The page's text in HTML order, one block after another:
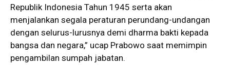
Republik Indonesia Tahun 1945 serta akan
menjalankan segala peraturan perundang-undangan
dengan selurus-lurusnya demi dharma bakti kepada
bangsa dan negara,” ucap Prabowo saat memimpin
pengambilan sumpah jabatan.